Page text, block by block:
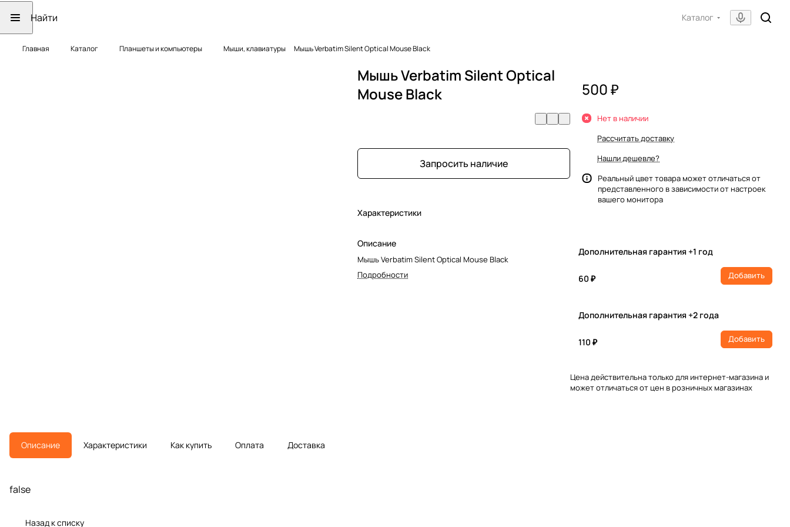
Каталог
Главная Каталог Планшеты и компьютеры Мыши, клавиатуры Мышь Verbatim Silent Optical Mouse Black
Мышь Verbatim Silent Optical
Mouse Black
Запросить наличие
Характеристики
Описание
Мышь Verbatim Silent Optical Mouse Black
Подробности
500 ₽
Нет в наличии
Рассчитать доставку
Нашли дешевле?
Реальный цвет товара может отличаться от
представленного в зависимости от настроек
вашего монитора
Дополнительная гарантия +1 год
60 ₽ Добавить
Дополнительная гарантия +2 года
110 ₽ Добавить
Цена действительна только для интернет-магазина и
может отличаться от цен в розничных магазинах
Описание Характеристики Как купить Оплата Доставка
false
Назад к списку